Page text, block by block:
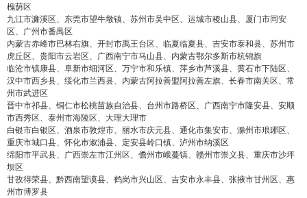
槐荫区
九江市濂溪区、东莞市望牛墩镇、苏州市吴中区、运城市稷山县、厦门市同安
区、广州市番禺区
内蒙古赤峰市巴林右旗、开封市禹王台区、临夏临夏县、吉安市泰和县、苏州市
虎丘区、贵阳市云岩区、广西南宁市马山县、内蒙古鄂尔多斯市杭锦旗
临沧市镇康县、阜新市细河区、万宁市和乐镇、萍乡市芦溪县、黄石市下陆区、
汉中市西乡县、绥化市兰西县、内蒙古阿拉善盟阿拉善左旗、长春市南关区、常
州市武进区
晋中市祁县、铜仁市松桃苗族自治县、台州市路桥区、广西南宁市隆安县、安顺
市西秀区、泰州市海陵区、大理大理市
白银市白银区、酒泉市敦煌市、丽水市庆元县、通化市集安市、滁州市琅琊区、
重庆市城口县、怀化市溆浦县、定安县岭口镇、泸州市纳溪区
绵阳市平武县、广西崇左市江州区、儋州市峨蔓镇、赣州市崇义县、重庆市沙坪
坝区
甘孜得荣县、黔西南望谟县、鹤岗市兴山区、吉安市永丰县、张掖市甘州区、惠
州市博罗县